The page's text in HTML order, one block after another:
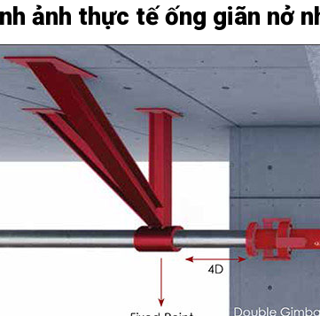
ảnh thực tế ống giãn nở